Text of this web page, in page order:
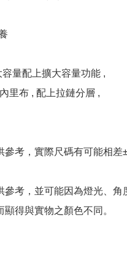
量配上擴大容量功能 ,
里布 , 配上拉鏈分層 ,
參考，實際尺碼有可能相差
考，並可能因為燈光、角